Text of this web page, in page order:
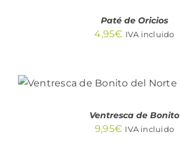
Paté de Oricios
4,95€ IVA incluido
AÑADIR AL CARRITO
/
Ventresca de Bonito
9,95€ IVA incluido